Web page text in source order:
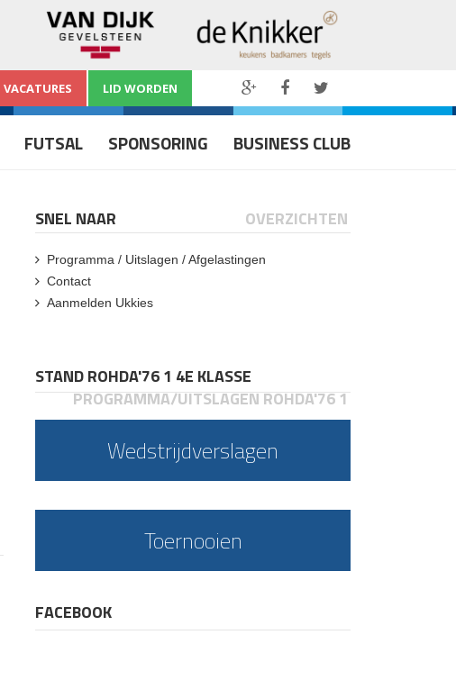
VACATURES LID WORDEN
FUTSAL SPONSORING BUSINESS CLUB
SNEL NAAR OVERZICHTEN
Programma / Uitslagen / Afgelastingen
Contact
Aanmelden Ukkies
STAND ROHDA'76 1 4E KLASSE
PROGRAMMA/UITSLAGEN ROHDA'76 1
Wedstrijdverslagen
Toernooien
FACEBOOK